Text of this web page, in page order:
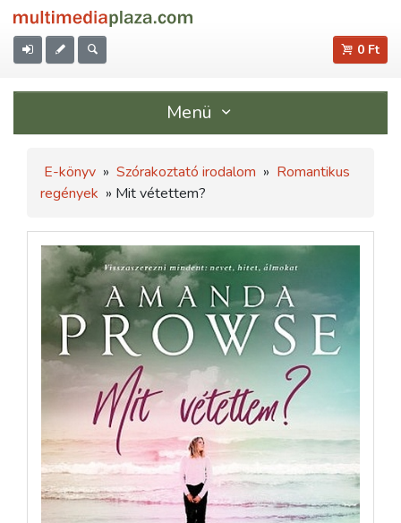
0 Ft
Menü
E-könyv » Szórakoztató irodalom » Romantikus
regények » Mit vétettem?